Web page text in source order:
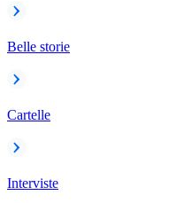
Belle storie
Cartelle
Interviste